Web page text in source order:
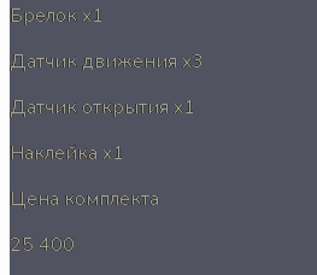
Брелокx1
Датчик движения x3
Датчик открытия x1
Наклейка x1
Цена комплекта
25 400